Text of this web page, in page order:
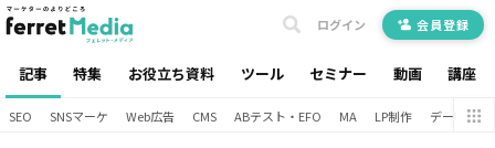
記事 特集 お役立ち資料 ツール セミナー 動画 講座
ログイン 会員登録
SEO SNSマーケ Web広告 CMS ABテスト・EFO MA LP制作 データ分析